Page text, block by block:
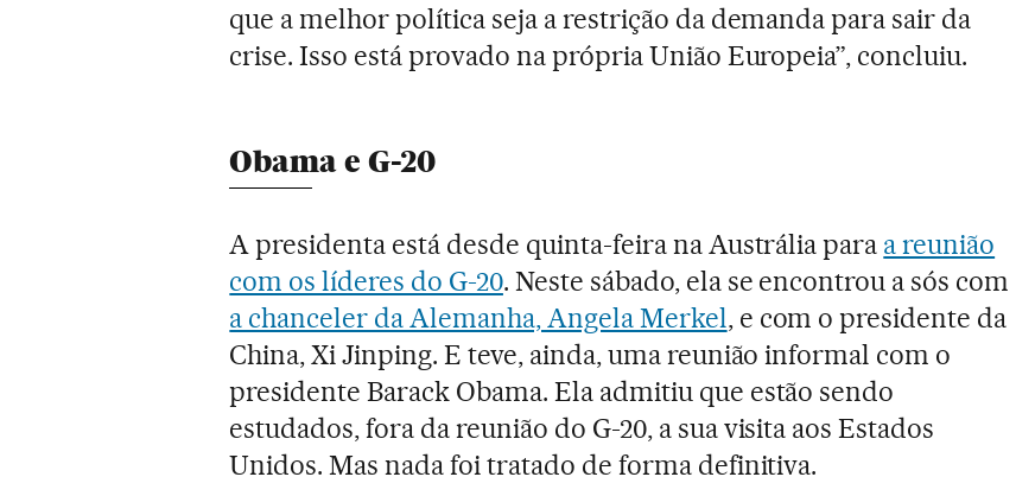
que a melhor política seja a restrição da demanda para sair da
crise. Isso está provado na própria União Europeia”, concluiu.
Obama e G-20
A presidenta está desde quinta-feira na Austrália para a reunião
com os líderes do G-20. Neste sábado, ela se encontrou a sós com
a chanceler da Alemanha, Angela Merkel, e com o presidente da
China, Xi Jinping. E teve, ainda, uma reunião informal com o
presidente Barack Obama. Ela admitiu que estão sendo
estudados, fora da reunião do G-20, a sua visita aos Estados
Unidos. Mas nada foi tratado de forma definitiva.